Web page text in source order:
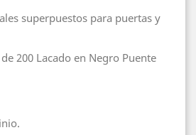
superpuestos para puertas y
200 Lacado en Negro Puente